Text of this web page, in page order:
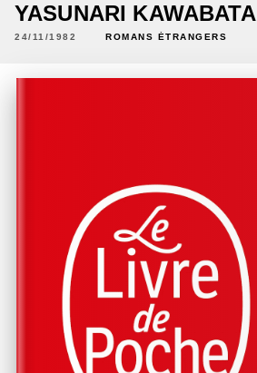
YASUNARI KAWABATA
24/11/1982 ROMANS ÉTRANGERS